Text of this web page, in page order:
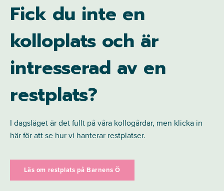
Fick du inte en
kolloplats och är
intresserad av en
restplats?
I dagsläget är det fullt på våra kollogårdar, men klicka in
här för att se hur vi hanterar restplatser.
Läs om restplats på Barnens Ö